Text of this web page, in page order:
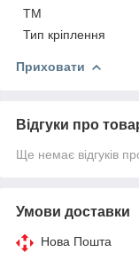
ТМ
Тип кріплення
Приховати
Відгуки про
Ще немає відгуків
Умови доставки
Нова Пошта